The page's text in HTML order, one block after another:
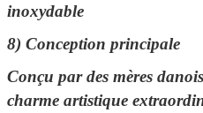
inoxydable
8) Conception principale
Conçu par des mères
charme artistique